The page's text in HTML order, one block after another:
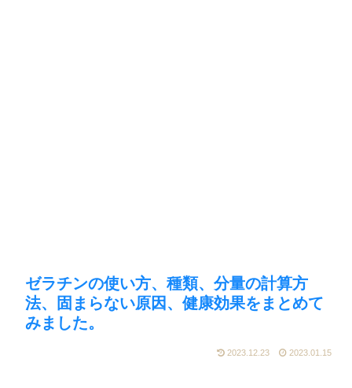
ゼラチンの使い方、種類、分量の計算方
法、固まらない原因、健康効果をまとめて
みました。
2023.12.23 2023.01.15